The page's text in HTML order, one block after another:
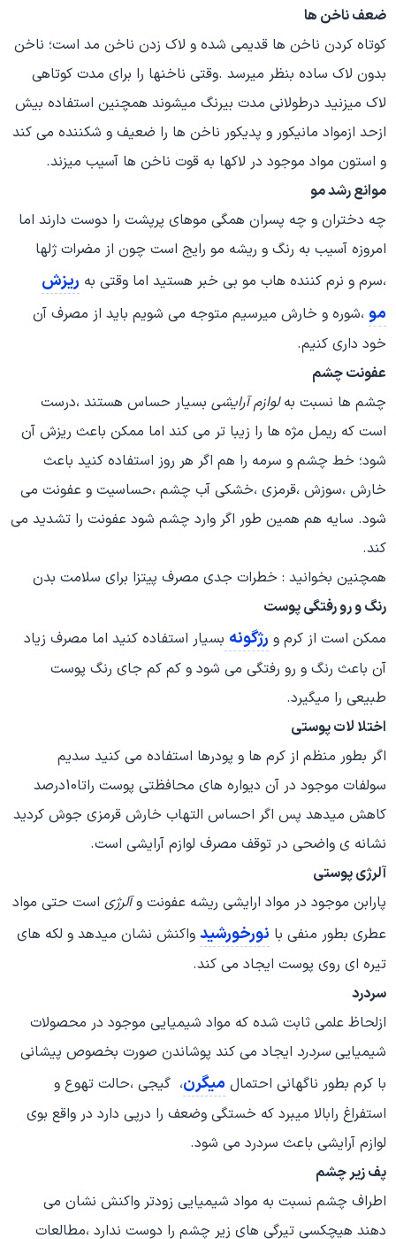
ضعف ناخن ها
کوتاه کردن ناخن ها قدیمی شده و لاک زدن ناخن مد است؛ ناخن
بدون لاک ساده بنظر میرسد .وقتی ناخنها را برای مدت کوتاهی
لاک میزنید درطولانی مدت بیرنگ میشوند همچنین استفاده بیش
ازحد ازمواد مانیکور و پدیکور ناخن ها را ضعیف و شکننده می کند
و استون مواد موجود در لاکها به قوت ناخن ها آسیب میزند.
موانع رشد مو
چه دختران و چه پسران همگی موهای پرپشت را دوست دارند اما
امروزه آسیب به رنگ و ریشه مو رایج است چون از مضرات ژلها
،سرم و نرم کننده هاب مو بی خبر هستید اما وقتی به ریزش
مو ،شوره و خارش میرسیم متوجه می شویم باید از مصرف آن
خود داری کنیم.
عفونت چشم
چشم ها نسبت بهلوازم آرایشی بسیار حساس هستند ،درست
است که ریمل مژه ها را زیبا تر می کند اما ممکن باعث ریزش آن
شود؛ خط چشم و سرمه را هم اگر هر روز استفاده کنید باعث
خارش ،سوزش ،قرمزی ،خشکی آب چشم ،حساسیت و عفونت می
شود. سایه هم همین طور اگر وارد چشم شود عفونت را تشدید می
کند.
همچنین بخوانید : خطرات جدی مصرف پیتزا برای سلامت بدن
رنگ و رو رفتگی پوست
ممکن است از کرم و رژگونه بسیار استفاده کنید اما مصرف زیاد
آن باعث رنگ و رو رفتگی می شود و کم کم جای رنگ پوست
طبیعی را میگیرد.
اختلا لات پوستی
اگر بطور منظم از کرم ها و پودرها استفاده می کنید سدیم
سولفات موجود در آن دیواره های محافظتی پوست راتا10درصد
کاهش میدهد پس اگر احساس التهاب خارش قرمزی جوش کردید
نشانه ی واضحی در توقف مصرف لوازم آرایشی است.
آلرژی پوستی
پارابن موجود در مواد ارایشی ریشه عفونت وآلرژی است حتی مواد
عطری بطور منفی با نورخورشید واکنش نشان میدهد و لکه های
تیره ای روی پوست ایجاد می کند.
سردرد
ازلحاظ علمی ثابت شده که مواد شیمیایی موجود در محصولات
شیمیاییسردرد ایجاد می کند پوشاندن صورت بخصوص پیشانی
با کرم بطور ناگهانی احتمال میگرن، گیجی ،حالت تهوع و
استفراغ رابالا میبرد که خستگی وضعف را درپی دارد در واقع بوی
لوازم آرایشی باعث سردرد می شود.
پف زیر چشم
اطراف چشم نسبت به مواد شیمیایی زودتر واکنش نشان می
دهند هیچکسی تیرگی های زیر چشم را دوست ندارد ،مطالعات